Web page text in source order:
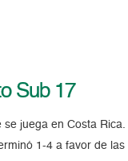
Sub 17
juega en Costa Rica.
1-4 a favor de las